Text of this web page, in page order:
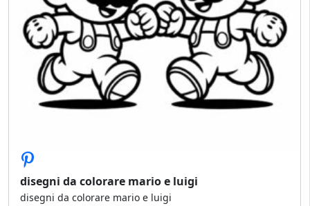
disegni da colorare mario e luigi
disegni da colorare mario e luigi